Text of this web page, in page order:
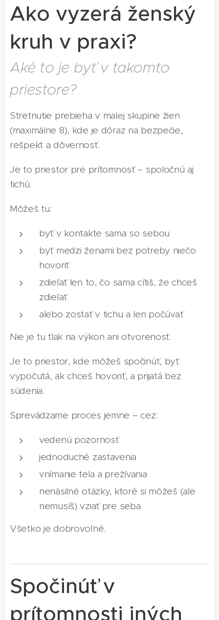
Ako vyzerá ženský
kruh v praxi?
Aké to je byť v takomto
priestore?
Stretnutie prebieha v malej skupine žien
(maximálne 8), kde je dôraz na bezpečie,
rešpekt a dôvernosť.
Je to priestor pre prítomnosť – spoločnú aj
tichú.
Môžeš tu:
byť v kontakte sama so sebou
byť medzi ženami bez potreby niečo
hovoriť
zdieľať len to, čo sama cítiš, že chceš
zdieľať
alebo zostať v tichu a len počúvať
Nie je tu tlak na výkon ani otvorenosť.
Je to priestor, kde môžeš spočinúť, byť
vypočutá, ak chceš hovoriť, a prijatá bez
súdenia.
Sprevádzame proces jemne – cez:
vedenú pozornosť
jednoduché zastavenia
vnímanie tela a prežívania
nenásilné otázky, ktoré si môžeš (ale
nemusíš) vziať pre seba
Všetko je dobrovoľné.
Spočinúť v
prítomnosti iných